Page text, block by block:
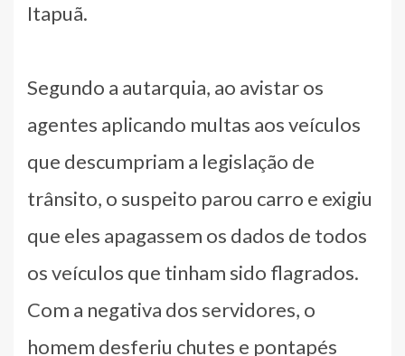
Itapuã.
Segundo a autarquia, ao avistar os
agentes aplicando multas aos veículos
que descumpriam a legislação de
trânsito, o suspeito parou carro e exigiu
que eles apagassem os dados de todos
os veículos que tinham sido flagrados.
Com a negativa dos servidores, o
homem desferiu chutes e pontapés